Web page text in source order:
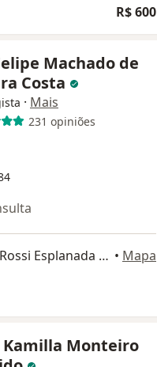
R$ 600
Machado de
Costa
· Mais
231 opiniões
SCN Q. 01 bloco G, Ed. Rossi Esplanada Business, sala 712, Brasília • Mapa
Kamilla Monteiro